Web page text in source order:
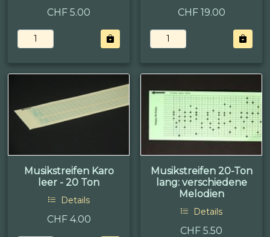
CHF 5.00 CHF 19.00
Musikstreifen Karo
leer - 20 Ton
Details
CHF 4.00
Musikstreifen 20-Ton
lang: verschiedene
Melodien
Details
CHF 5.50